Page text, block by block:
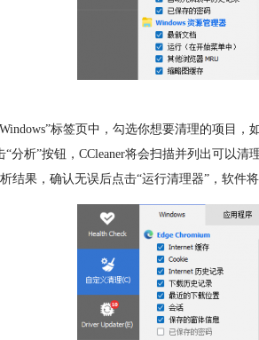
标签页中，勾选你想要清理的项目
“分析”按钮，CCleaner将会扫描并列出可以清
结果，确认无误后点击“运行清理器”，软件